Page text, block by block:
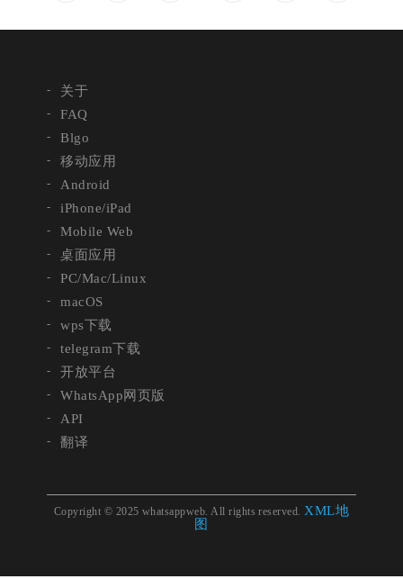
关于
FAQ
Blgo
移动应用
Android
iPhone/iPad
Mobile Web
桌面应用
PC/Mac/Linux
macOS
wps下载
telegram下载
开放平台
WhatsApp网页版
API
翻译
Copyright © 2025 whatsappweb. All rights reserved.XML地
图